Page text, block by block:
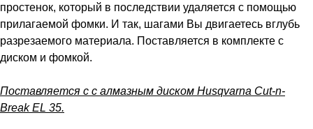
простенок, который в последствии удаляется с помощью
прилагаемой фомки. И так, шагами Вы двигаетесь вглубь
разрезаемого материала. Поставляется в комплекте с
диском и фомкой.
Поставляется с с алмазным диском Husqvarna Cut-n-
Break EL 35.